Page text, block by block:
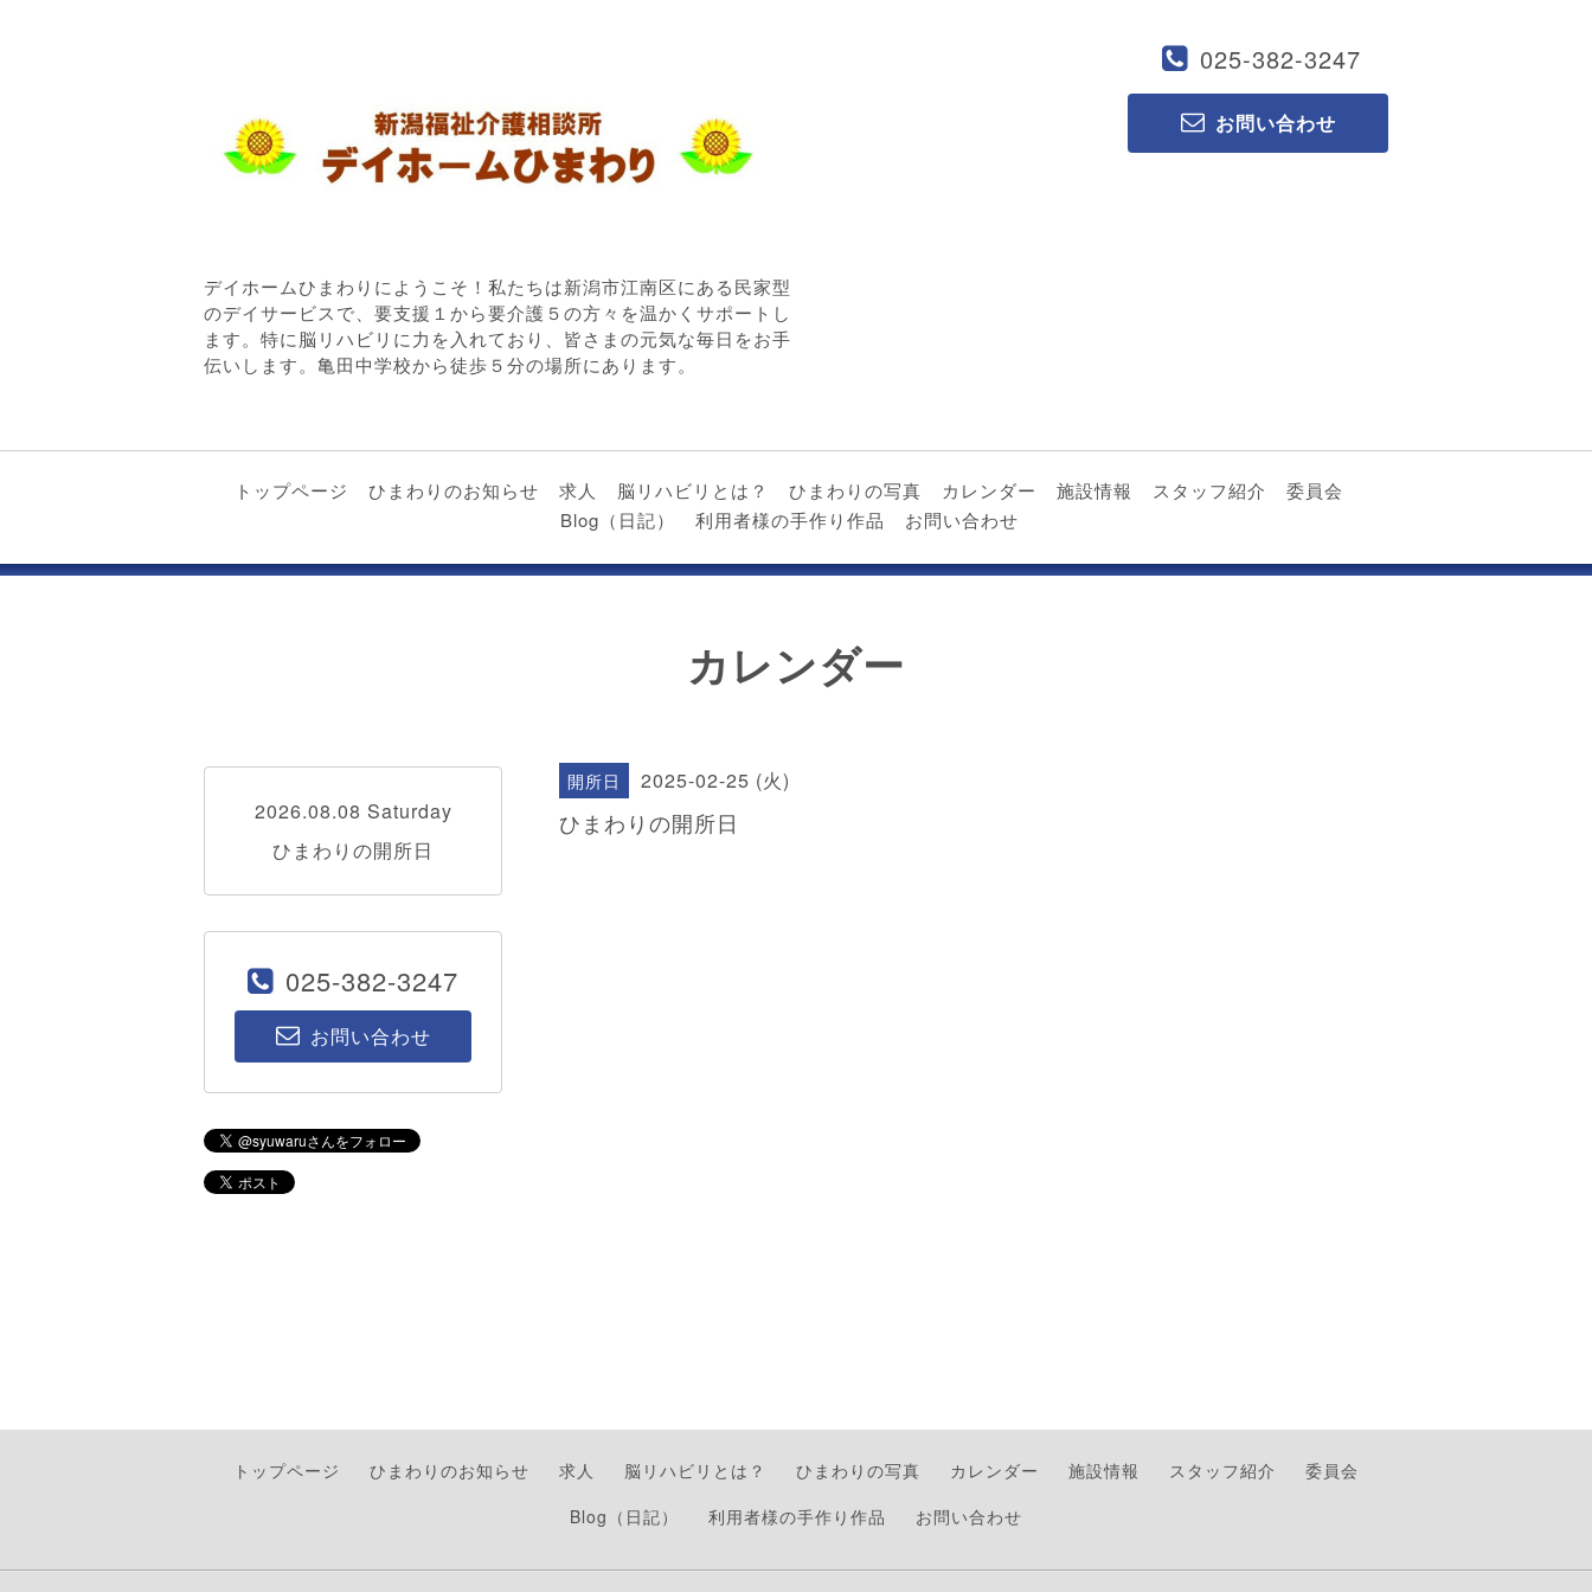
025-382-3247
お問い合わせ
デイホームひまわりにようこそ！私たちは新潟市江南区にある民家型
のデイサービスで、要支援１から要介護５の方々を温かくサポートし
ます。特に脳リハビリに力を入れており、皆さまの元気な毎日をお手
伝いします。亀田中学校から徒歩５分の場所にあります。
トップページ ひまわりのお知らせ 求人 脳リハビリとは？ ひまわりの写真 カレンダー 施設情報 スタッフ紹介
委員会
Blog（日記）
利用者様の手作り作品 お問い合わせ
カレンダー
開所日 2025-02-25 (火)
ひまわりの開所日
2026.08.08 Saturday
ひまわりの開所日
025-382-3247
お問い合わせ
トップページ ひまわりのお知らせ 求人 脳リハビリとは？ ひまわりの写真 カレンダー 施設情報 スタッフ紹介
委員会
Blog（日記）
利用者様の手作り作品 お問い合わせ